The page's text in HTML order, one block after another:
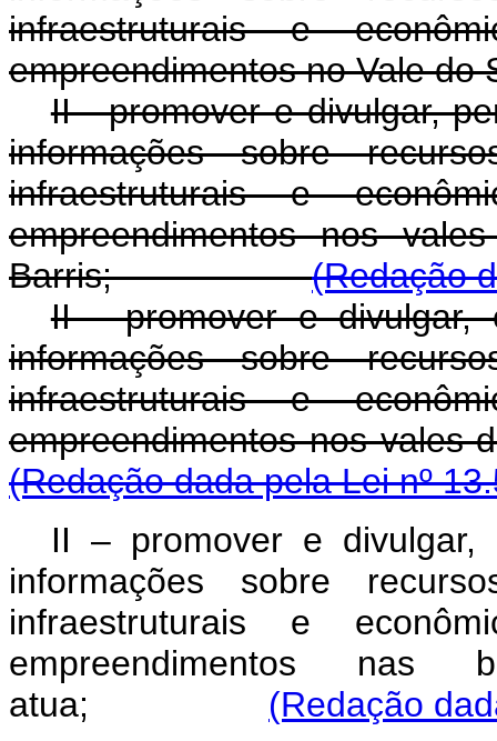
infraestruturais e
empreendimentos no Vale do
II - promover e divulgar,
informações sobre
infraestruturais e
empreendimentos nos
Barris;
(Redação
II - promover e divulgar,
informações sobre
infraestruturais e
empreendimentos nos vales
(Redação dada pela Lei nº
II – promover e divulgar,
informações sobre
infraestruturais e
empreendimentos nas
atua;
(Redação